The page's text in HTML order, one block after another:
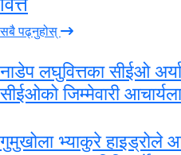
सबै पढ्नुहोस्
नाडेप लघुवित्तका सीईओ
सीईओको जिम्मेवारी
गुमुखोला भ्याकुरे हाइड्रोले